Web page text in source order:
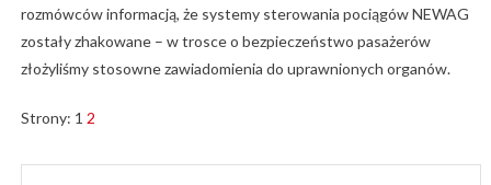
rozmówców informacją, że systemy sterowania pociągów NEWAG
zostały zhakowane – w trosce o bezpieczeństwo pasażerów
złożyliśmy stosowne zawiadomienia do uprawnionych organów.
Strony: 1 2